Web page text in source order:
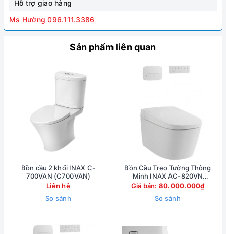
Hỗ trợ giao hàng
Ms Hường 096.111.3386
Sản phẩm liên quan
Bồn cầu 2 khối INAX C-
700VAN (C700VAN)
Liên hệ
So sánh
Bồn Cầu Treo Tường Thông
Minh INAX AC-820VN
(AC820VN)
Giá bán: 80.000.000₫
So sánh